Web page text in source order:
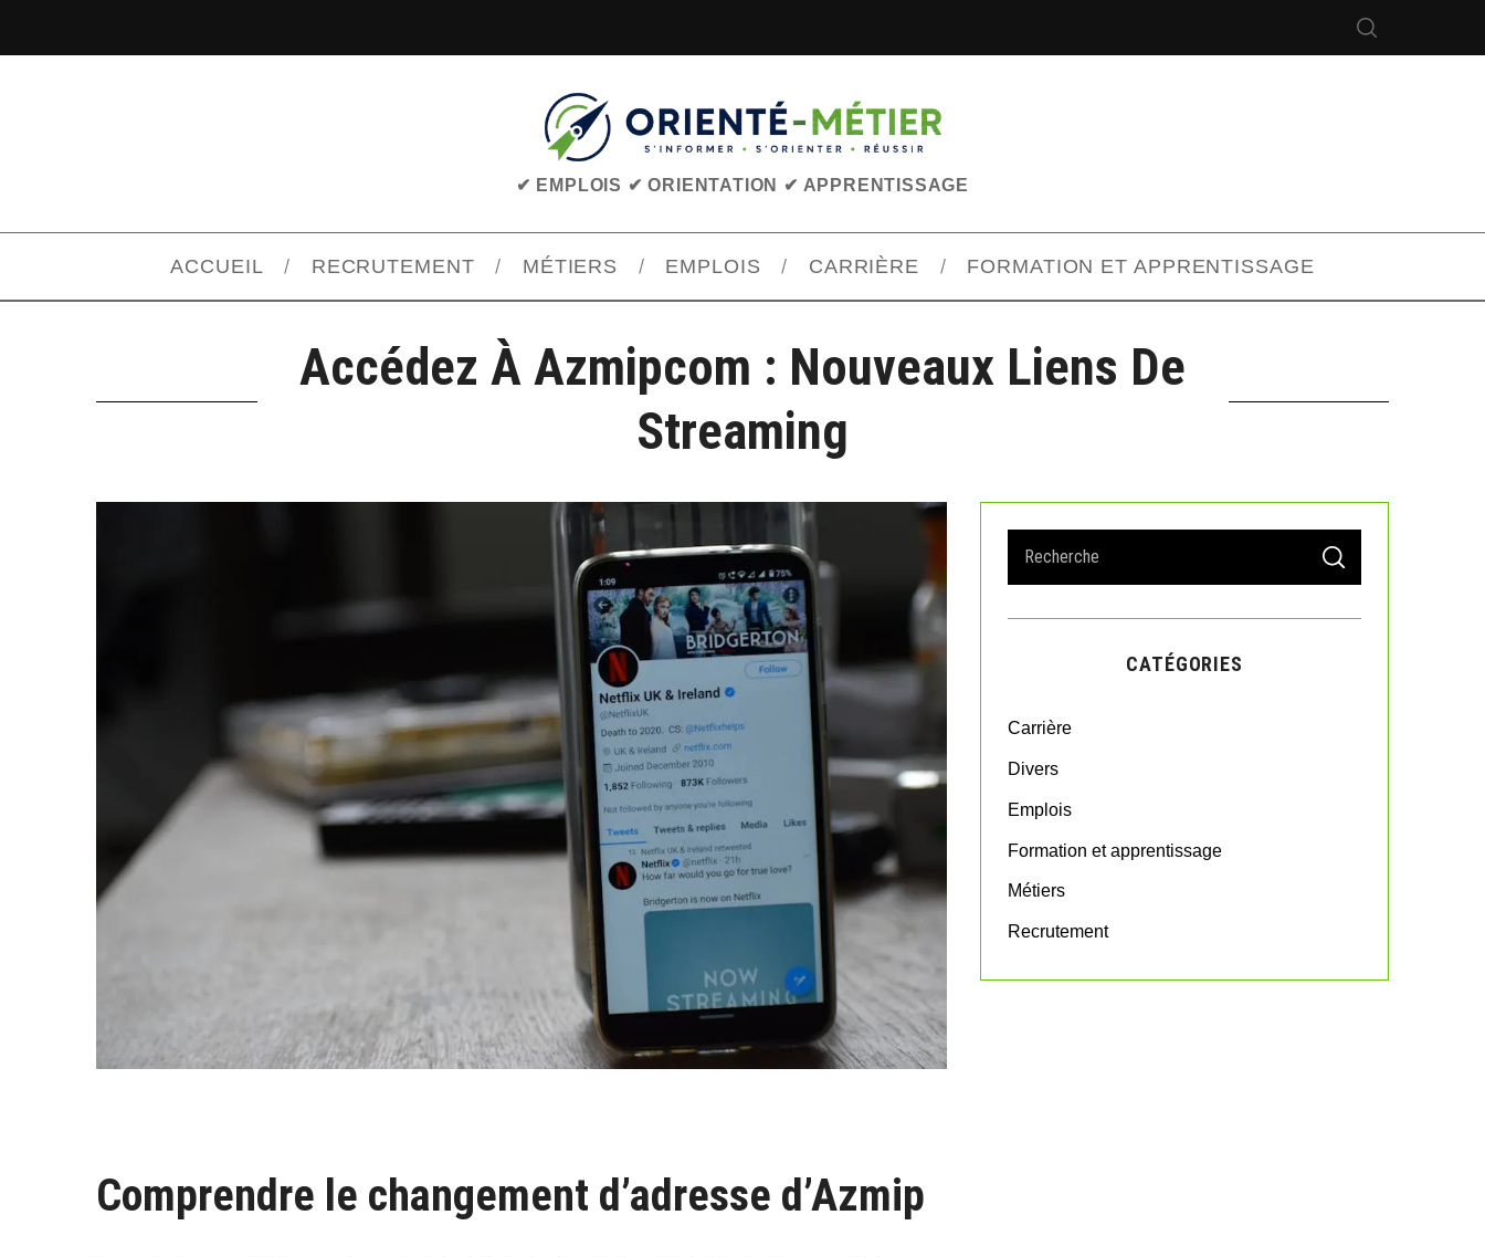
✔ EMPLOIS ✔ ORIENTATION ✔ APPRENTISSAGE
ACCUEIL RECRUTEMENT MÉTIERS EMPLOIS CARRIÈRE FORMATION ET APPRENTISSAGE
Accédez À Azmipcom : Nouveaux Liens De
Streaming
Comprendre le changement d’adresse d’Azmip
a
r
o
S
A
C
CATÉGORIES
Carrière
Divers
Emplois
Formation et apprentissage
Métiers
Recrutement